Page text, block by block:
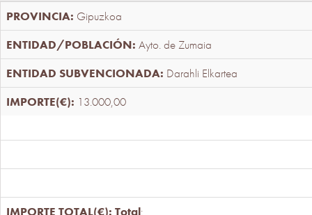
Gipuzkoa
Ayto. de Zumaia
Darahli Elkartea
13.000,00
Total: